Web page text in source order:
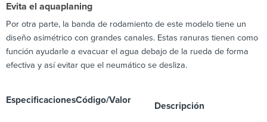
Evita el aquaplaning
Por otra parte, la banda de rodamiento de este modelo tiene un
diseño asimétrico con grandes canales. Estas ranuras tienen como
función ayudarle a evacuar el agua debajo de la rueda de forma
efectiva y así evitar que el neumático se desliza.
EspecificacionesCódigo/Valor
Descripción